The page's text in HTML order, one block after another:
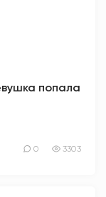
попала
0 3303